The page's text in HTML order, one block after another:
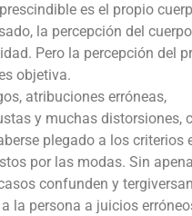
es el propio
la percepción del
Pero la percepción del
objetiva.
atribuciones erróneas,
y muchas distorsiones,
plegado a los criterios
por las modas. Sin
confunden y
la persona a juicios